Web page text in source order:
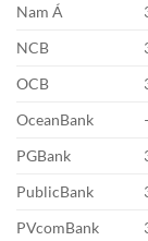
Nam Á
NCB
OCB
OceanBank
PGBank
PublicBank
PVcomBank